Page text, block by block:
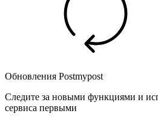
Обновления Postmypost
Следите за новыми функциями и
сервиса первыми